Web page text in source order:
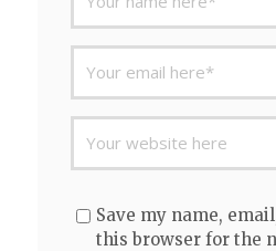
Save my name,
this browser for the